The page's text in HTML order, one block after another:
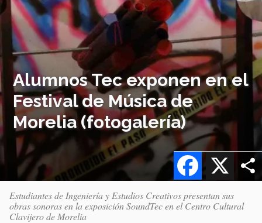
Alumnos Tec exponen en el
Festival de Música de
Morelia (fotogalería)
X
Facebook
Estudiantes de Ingeniería y Estudios Creativos presentan sus
obras sonoras en la exposición SoundTec en el Centro Cultural
Clavijero de Morelia